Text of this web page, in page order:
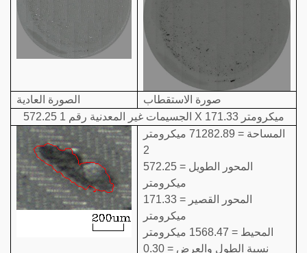
الصورة العادية
صورة الاستقطاب
الجسيمات غير المعدنية رقم 1 572.25 X 171.33 ميكرومتر
المساحة = 71282.89 ميكرومتر
2
المحور الطويل = 572.25
ميكرومتر
المحور القصير = 171.33
ميكرومتر
المحيط = 1568.47 ميكرومتر
نسبة الطول والعرض = 0.30